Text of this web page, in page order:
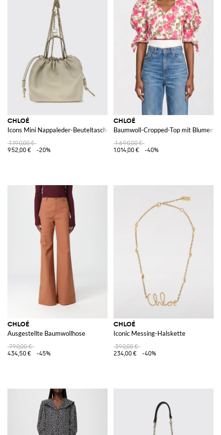
CHLOÉ
Icons Mini Nappaleder-Beuteltasche
1.190,00 €
952,00 €
-20%
CHLOÉ
Baumwoll-Cropped-Top mit
1.690,00 €
1.014,00 €
-40%
CHLOÉ
Ausgestellte Baumwollhose
790,00 €
434,50 €
-45%
CHLOÉ
Iconic Messing-Halskette
390,00 €
234,00 €
-40%